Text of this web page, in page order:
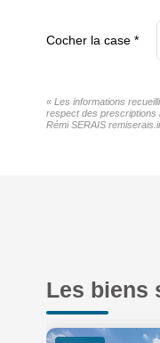
« Les informations
respect des prescriptions
Rémi SERAIS
Les biens